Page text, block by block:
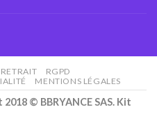
RGPD
MENTIONS LÉGALES
© BBRYANCE SAS. Kit